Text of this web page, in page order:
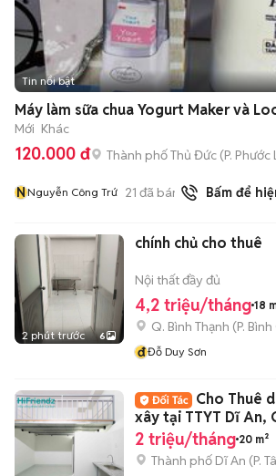
Tin nổi bật
Máy làm sữa chua Yogurt Maker và
Mới Khác
120.000 đ Thành phố Thủ Đức (P. Phước
NNguyễn Công Trứ 21 đã bán Bấm để
2 phút trước 6
chính chủ cho thuê
Nội thất đầy đủ
4,2 triệu/tháng 18
Q. Bình Thạnh (P.
đĐỗ Duy Sơn
Cho Thuê
xây tại TTYT Dĩ An,
Học
2 triệu/tháng 20 m²
Thành phố Dĩ An (P.